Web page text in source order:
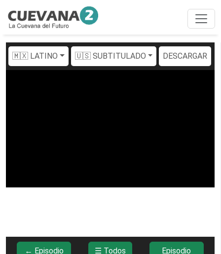
🇲🇽 LATINO 🇺🇸 SUBTITULADO DESCARGAR
← Episodio
☰ Todos
Episodio